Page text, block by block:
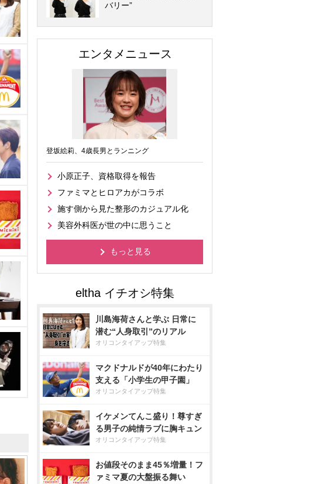
バリー”
エンタメニュース
登坂絵莉、4歳長男とランニング
小原正子、資格取得を報告
ファミマとヒロアカがコラボ
施す側から見た整形のカジュアル化
美容外科医が世の中に思うこと
もっと見る
川島海荷さんと学ぶ 日常に
潜む“人身取引”のリアル
オリコンタイアップ特集
マクドナルドが40年にわたり
支える「小学生の甲子園」
オリコンタイアップ特集
イケメンてんこ盛り！尊すぎ
る男子の純情ラブに胸キュン
オリコンタイアップ特集
お値段そのまま45％増量！フ
ァミマ夏の大盤振る舞い